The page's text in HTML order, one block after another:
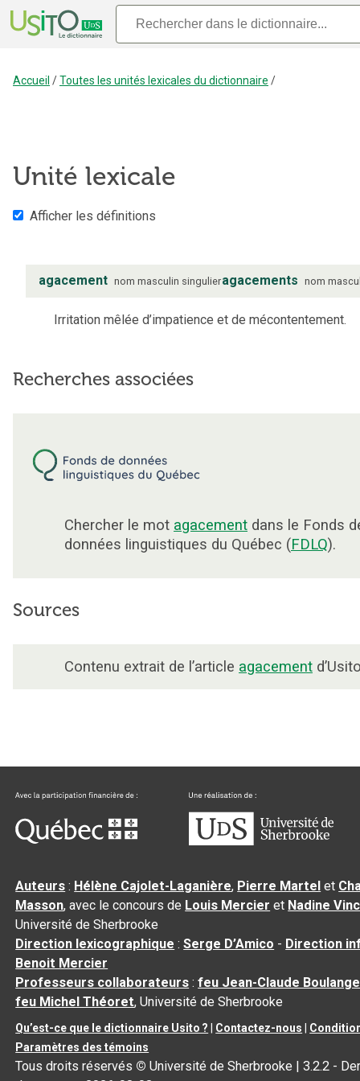
Accueil /Toutes les unités lexicales du dictionnaire /
Unité lexicale
Afficher les définitions
agacement nom masculin singulieragacements nom
Irritation mêlée d’impatience et de mécontentement.
Recherches associées
Chercher le mot agacement dans le Fonds
données linguistiques du Québec (FDLQ).
Sources
Contenu extrait de l’article agacement
Auteurs : Hélène Cajolet-Laganière, Pierre Martel et
Masson, avec le concours de Louis Mercier et Nadine
Université de Sherbrooke
Direction lexicographique :Serge D’Amico - Direction
Benoit Mercier
Professeurs collaborateurs :feu Jean-Claude
feu Michel Théoret, Université de Sherbrooke
Qu’est-ce que le dictionnaire Usito ? Contactez-nous
Paramètres des témoins
Tous droits réservés © Université de Sherbrooke |3.2.2 -